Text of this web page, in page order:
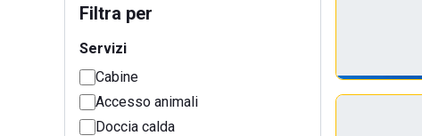
Filtra per
Servizi
Cabine
Accesso animali
Doccia calda